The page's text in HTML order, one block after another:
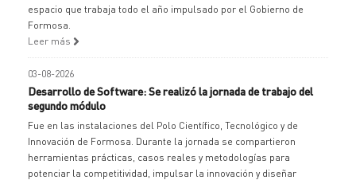
espacio que trabaja todo el año impulsado por el Gobierno de
Formosa.
Leer más
03-08-2026
Desarrollo de Software: Se realizó la jornada de trabajo del
segundo módulo
Fue en las instalaciones del Polo Científico, Tecnológico y de
Innovación de Formosa. Durante la jornada se compartieron
herramientas prácticas, casos reales y metodologías para
potenciar la competitividad, impulsar la innovación y diseñar